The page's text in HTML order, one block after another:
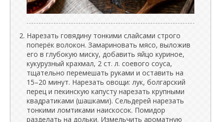
Нарезать говядину тонкими слайсами строго
поперёк волокон. Замариновать мясо, выложив
его в глубокую миску, добавить яйцо куриное,
кукурузный крахмал, 2 ст. л. соевого соуса,
тщательно перемешать руками и оставить на
15–20 минут. Нарезать овощи: лук, болгарский
перец и пекинскую капусту нарезать крупными
квадратиками (шашками). Сельдерей нарезать
тонкими ломтиками наискосок. Помидор
разделать на дольки. Измельчить ароматную